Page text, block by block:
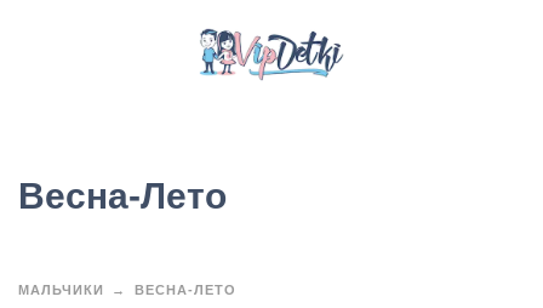
Весна-Лето
МАЛЬЧИКИ ВЕСНА-ЛЕТО